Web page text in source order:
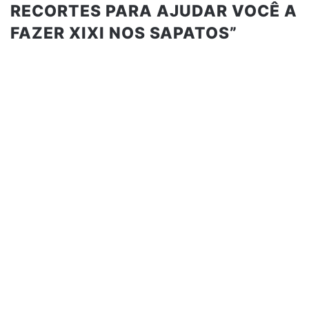
RECORTES PARA AJUDAR VOCÊ A
FAZER XIXI NOS SAPATOS”